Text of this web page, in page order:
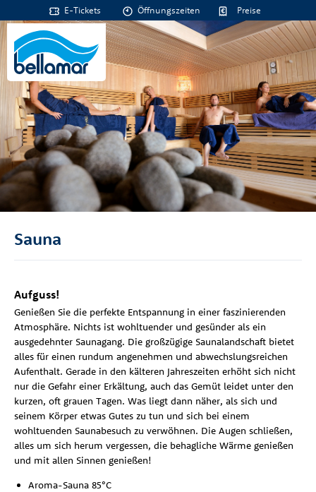
E-Tickets Öffnungszeiten Preise
Sauna
Aufguss!
Genießen Sie die perfekte Entspannung in einer faszinierenden
Atmosphäre. Nichts ist wohltuender und gesünder als ein
ausgedehnter Saunagang. Die großzügige Saunalandschaft bietet
alles für einen rundum angenehmen und abwechslungsreichen
Aufenthalt. Gerade in den kälteren Jahreszeiten erhöht sich nicht
nur die Gefahr einer Erkältung, auch das Gemüt leidet unter den
kurzen, oft grauen Tagen. Was liegt dann näher, als sich und
seinem Körper etwas Gutes zu tun und sich bei einem
wohltuenden Saunabesuch zu verwöhnen. Die Augen schließen,
alles um sich herum vergessen, die behagliche Wärme genießen
und mit allen Sinnen genießen!
Aroma-Sauna 85°C